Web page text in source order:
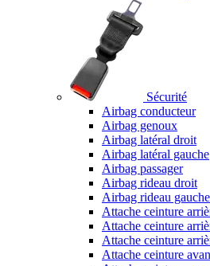
Sécurité
Airbag conducteur
Airbag genoux
Airbag latéral droit
Airbag latéral gauche
Airbag passager
Airbag rideau droit
Airbag rideau gauche
Attache ceinture
Attache ceinture
Attache ceinture
Attache ceinture